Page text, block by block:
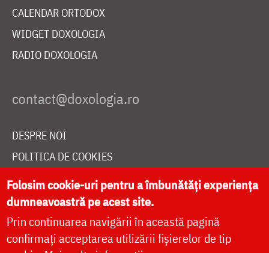
CALENDAR ORTODOX
WIDGET DOXOLOGIA
RADIO DOXOLOGIA
DESPRE NOI
POLITICA DE COOKIES
DONEAZĂ ONLINE PENTRU CATEDRALA NAȚIONALĂ
LIVE
Folosim cookie-uri pentru a îmbunătăți experiența
dumneavoastră pe acest site.
Prin continuarea navigării în această pagină
confirmați acceptarea utilizării fișierelor de tip